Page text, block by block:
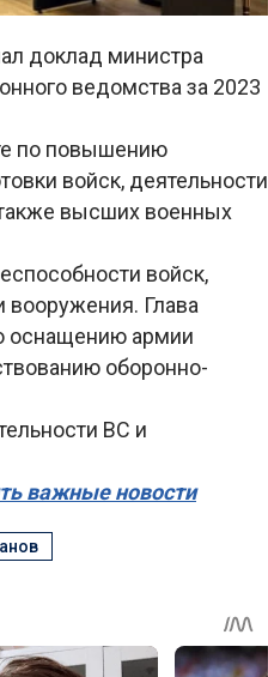
доклад министра
ведомства за 2023
по повышению
войск, деятельности
высших военных
войск,
Глава
оснащению армии
оборонно-
ВС и
важные новости